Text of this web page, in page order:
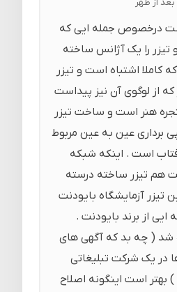
درخصوص جمله ایی که
را یک آژانس ساخته
کاملا اشتباه است و تیزر
از لوگوی آن نیز پیداست
هنر است و ساخت تیزر
برداری عین به عین مربوط
است . اینکه شبکه
هم تیزر ساخته درسته
تیزر آزمایشگاه بایودنت
ایی از برند بایودنت .
شد ( چه بد که آگهی های
در یک شرکت تبلیغاتی
است اینگونه اصلاح